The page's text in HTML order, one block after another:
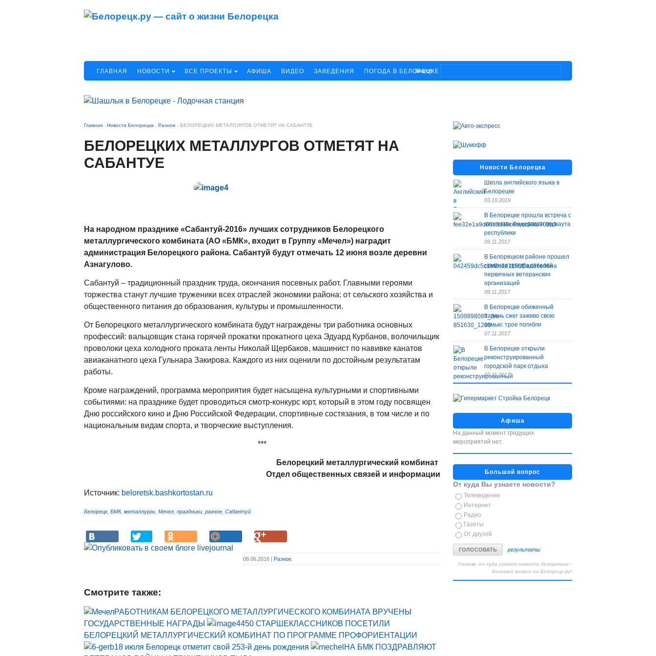
ГЛАВНАЯ НОВОСТИ ВСЕ ПРОЕКТЫ АФИША ВИДЕО ЗАВЕДЕНИЯ ПОГОДА В БЕЛОРЕЦКЕ
Search
Главная - Новости Белорецка - Разное - БЕЛОРЕЦКИХ МЕТАЛЛУРГОВ ОТМЕТЯТ НА САБАНТУЕ
БЕЛОРЕЦКИХ МЕТАЛЛУРГОВ ОТМЕТЯТ НА
САБАНТУЕ
На народном празднике «Сабантуй-2016» лучших сотрудников Белорецкого
металлургического комбината (АО «БМК», входит в Группу «Мечел») наградит
администрация Белорецкого района. Сабантуй будут отмечать 12 июня возле деревни
Азнагулово.
Сабантуй – традиционный праздник труда, окончания посевных работ. Главными героями
торжества станут лучшие труженики всех отраслей экономики района: от сельского хозяйства и
общественного питания до образования, культуры и промышленности.
От Белорецкого металлургического комбината будут награждены три работника основных
профессий: вальцовщик стана горячей прокатки прокатного цеха Эдуард Курбанов, волочильщик
проволоки цеха холодного проката ленты Николай Щербаков, машинист по навивке канатов
авиаканатного цеха Гульнара Закирова. Каждого из них оценили по достойным результатам
работы.
Кроме награждений, программа мероприятия будет насыщена культурными и спортивными
событиями: на празднике будет проводиться смотр-конкурс юрт, который в этом году посвящен
Дню российского кино и Дню Российской Федерации, спортивные состязания, в том числе и по
национальным видам спорта, и творческие выступления.
***
Белорецкий металлургический комбинат
Отдел общественных связей и информации
Источник: beloretsk.bashkortostan.ru
Белорецк, БМК, металлурги Мечел праздники разное Сабантуй
08.06.2016 | Разное
Смотрите также:
РАБОТНИКАМ БЕЛОРЕЦКОГО МЕТАЛЛУРГИЧЕСКОГО КОМБИНАТА ВРУЧЕНЫ
ГОСУДАРСТВЕННЫЕ НАГРАДЫ
450 СТАРШЕКЛАССНИКОВ ПОСЕТИЛИ
БЕЛОРЕЦКИЙ МЕТАЛЛУРГИЧЕСКИЙ КОМБИНАТ ПО ПРОГРАММЕ ПРОФОРИЕНТАЦИИ
18 июля Белорецк отметит свой 253-й день рождения
НА БМК ПОЗДРАВЛЯЮТ
Новости Белорецка
Школа английского языка в
Белорецке
03.10.2019
В Белорецке прошла встреча с
атлетами Федерации воркаута
республики
09.11.2017
В Белорецком районе прошел
семинар председателей
первичных ветеранских
организаций
09.11.2017
В Белорецке обиженный
парень сжег заживо свою
семью: трое погибли
07.11.2017
В Белорецке открыли
реконструированный
городской парк отдыха
07.11.2017
Афиша
На данный момент грядущих
мероприятий нет.
Большой вопрос
От куда Вы узнаете новости?
Телевидение
Интернет
Радио
Газеты
От друзей
результаты
Узнаем, от куда узнают новости белоречане -
Большой вопрос на Белорецк.ру!